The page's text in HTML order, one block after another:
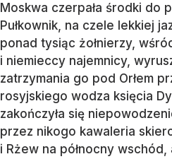
Moskwa czerpała środki do
Pułkownik, na czele lekkiej
ponad tysiąc żołnierzy,
i niemieccy najemnicy,
zatrzymania go pod Orłem
rosyjskiego wodza księcia
zakończyła się
przez nikogo kawaleria
i Rżew na północny